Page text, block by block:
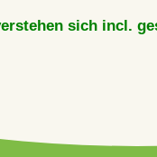
sich incl.